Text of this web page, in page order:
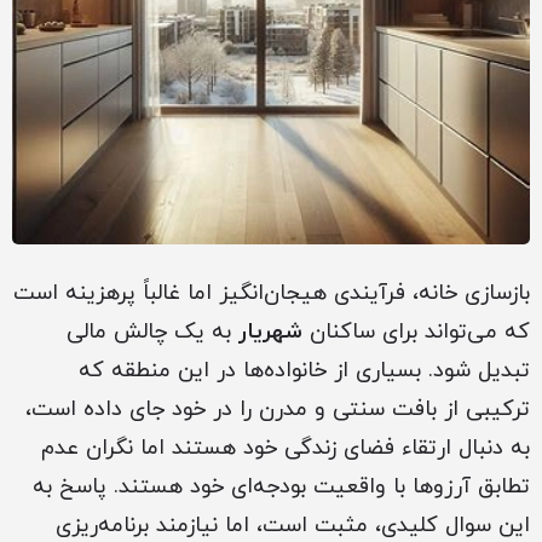
بازسازی خانه، فرآیندی هیجان‌انگیز اما غالباً پرهزینه است
که می‌تواند برای ساکنان شهریار به یک چالش مالی
تبدیل شود. بسیاری از خانواده‌ها در این منطقه که
ترکیبی از بافت سنتی و مدرن را در خود جای داده است،
به دنبال ارتقاء فضای زندگی خود هستند اما نگران عدم
تطابق آرزوها با واقعیت بودجه‌ای خود هستند. پاسخ به
این سوال کلیدی، مثبت است، اما نیازمند برنامه‌ریزی